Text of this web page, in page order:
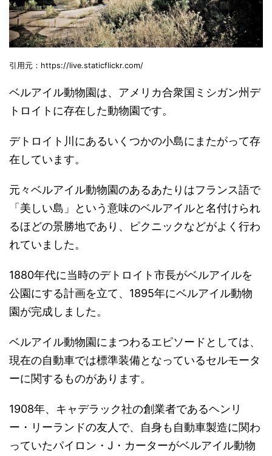
引用元：https://live.staticflickr.com/
ベルアイル動物園は、アメリカ合衆国ミシガン州デ
トロイトに存在した動物園です。
デトロイト川にあるいくつかの小島にまたがって存
在しています。
元々ベルアイル動物園のあるあたりはフランス語で
「美しい島」という意味のベルアイルと名付けられ
るほどの景勝地であり、ピクニックなどがよく行わ
れていました。
1880年代に当時のデトロイト市長がベルアイルを
公園にする計画を立て、1895年にベルアイル動物
園が完成しました。
ベルアイル動物園にまつわるエピソードとしては、
現在の自動車では標準装備となっているセルモータ
ーに関するものがあります。
1908年、キャデラック社の創業者であるヘンリ
ー・リーランドの友人で、自身も自動車製造に関わ
っていたパイロン・J・カーターがベルアイル動物